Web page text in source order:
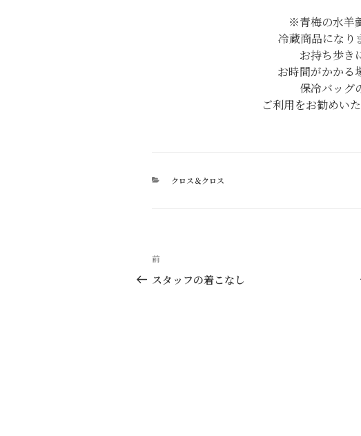
※青梅の水羊
冷蔵商品になり
お持ち歩き
お時間がかかる
保冷バッグ
ご利用をお勧めいた
カ
クロス＆クロス
投
稿
過
去
前
スタッフの着こなし